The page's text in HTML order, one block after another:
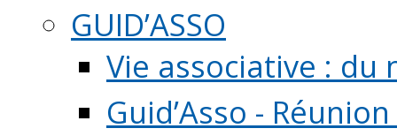
GUID’ASSO
Vie associative : du
Guid’Asso -